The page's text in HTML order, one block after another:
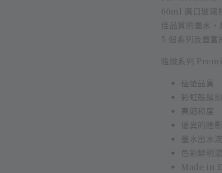
60ml 廣口玻璃
佳品質的墨水
5 個系列及豐富
雅緻系列
極優品質
彩虹般繽
高飽和度
優異的陰
墨水出水
色彩鮮明
Made in